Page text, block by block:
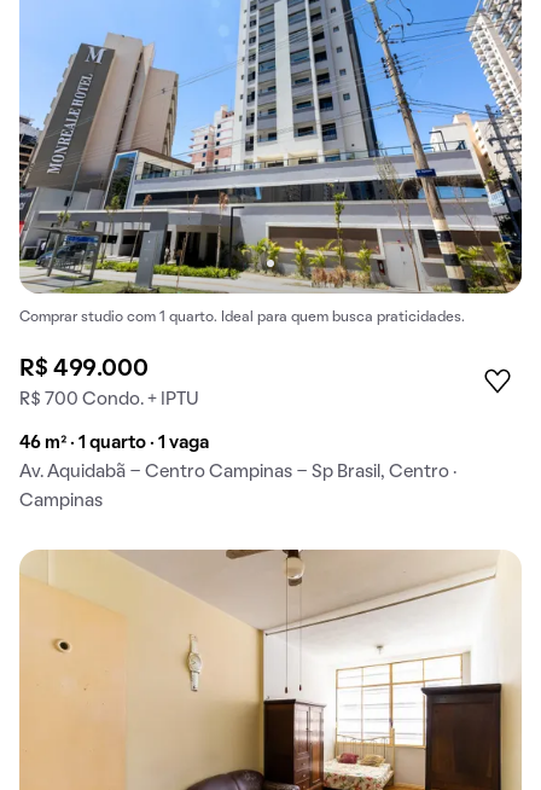
Comprar studio com 1 quarto. Ideal para quem busca praticidades.
R$ 499.000
R$ 700 Condo. + IPTU
46 m² · 1 quarto · 1 vaga
Av. Aquidabã - Centro Campinas - Sp Brasil, Centro ·
Campinas